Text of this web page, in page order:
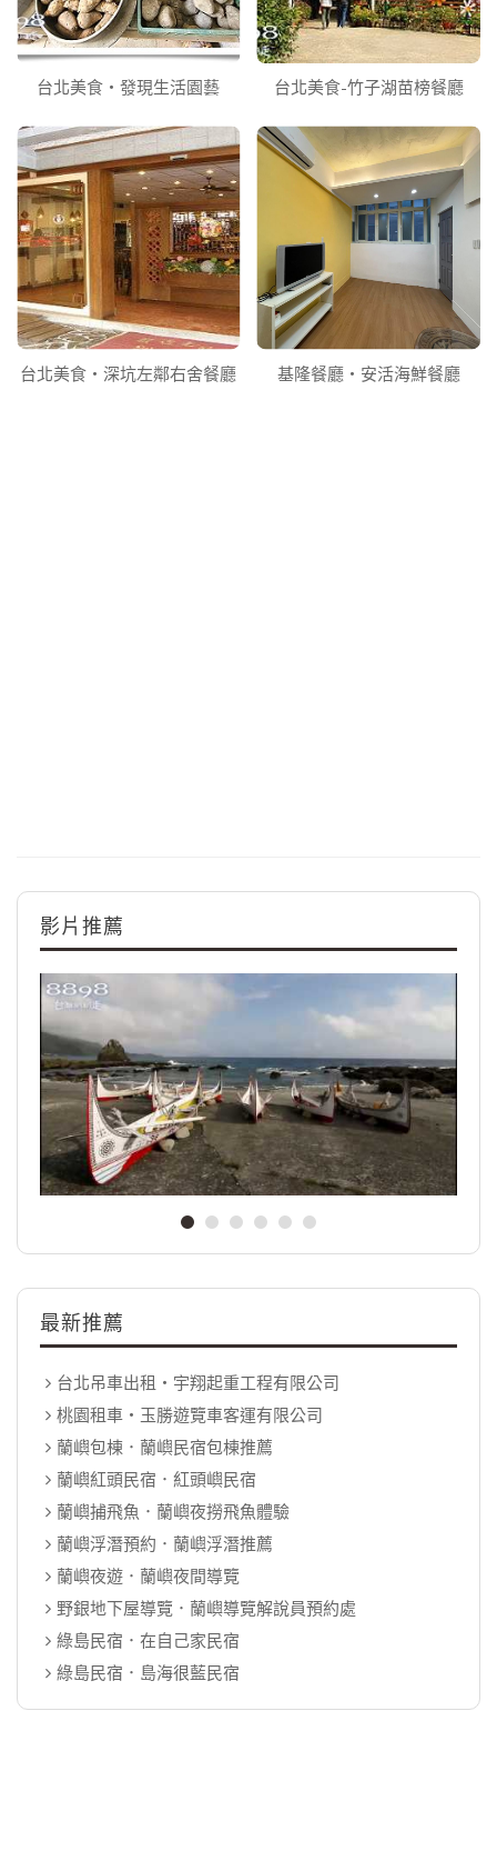
台北美食‧發現生活園藝 台北美食-竹子湖苗榜餐廳
台北美食‧深坑左鄰右舍餐廳 基隆餐廳‧安活海鮮餐廳
影片推薦
最新推薦
台北吊車出租‧宇翔起重工程有限公司
桃園租車‧玉勝遊覽車客運有限公司
蘭嶼包棟．蘭嶼民宿包棟推薦
蘭嶼紅頭民宿．紅頭嶼民宿
蘭嶼捕飛魚．蘭嶼夜撈飛魚體驗
蘭嶼浮潛預約．蘭嶼浮潛推薦
蘭嶼夜遊．蘭嶼夜間導覽
野銀地下屋導覽．蘭嶼導覽解說員預約處
綠島民宿．在自己家民宿
綠島民宿．島海很藍民宿